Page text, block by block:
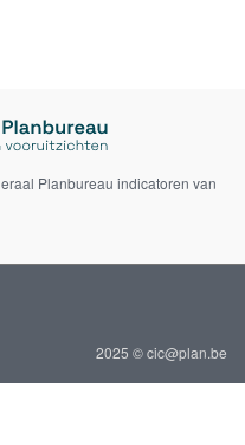
Planbureau indicatoren van
2025 © cic@plan.be